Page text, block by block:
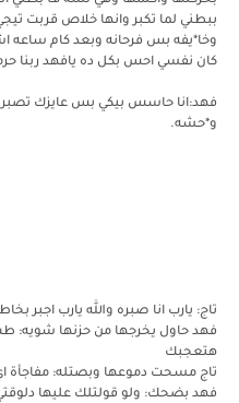
ببطني لما تكبر وانها خلاص قربت
وخا*يفه بس فرحانه وبعد كام ساعه
كان نفسي احس بكل ده يافهد ربنا
فهد:انا حاسس بيكي بس عايزك
و*حشه.
تاج: يارب انا صبره والله يارب اجبر
فهد حاول يخرجها من حزنها شويه: طب
هتعجبك
تاج مسحت دموعها وبصتله: مفاجأة
فهد بضحك: ولو قولتلك عليها